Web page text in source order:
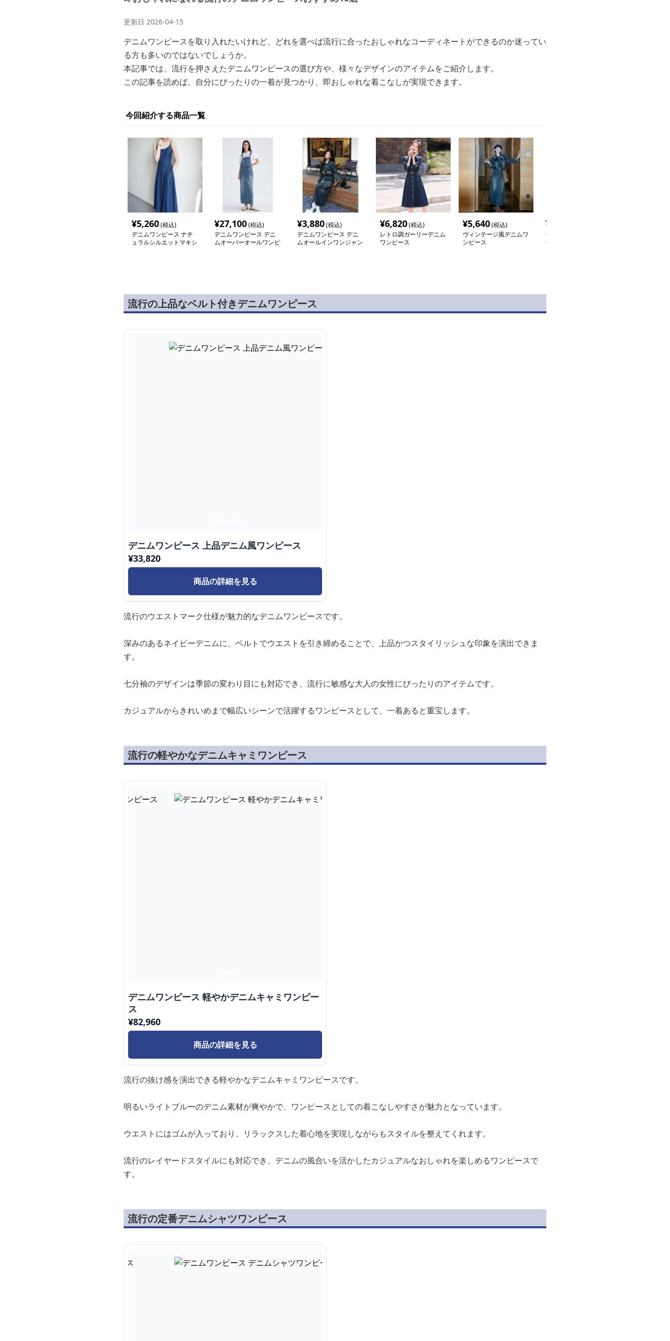
更新日 2026-04-15
デニムワンピースを取り入れたいけれど、どれを選べば流行に合ったおしゃれなコーディネートができるのか迷ってい
る方も多いのではないでしょうか。
本記事では、流行を押さえたデニムワンピースの選び方や、様々なデザインのアイテムをご紹介します。
この記事を読めば、自分にぴったりの一着が見つかり、即おしゃれな着こなしが実現できます。
今回紹介する商品一覧
¥5,260(税込)
デニムワンピース ナチ
ュラルシルエットマキシ
¥27,100(税込)
デニムワンピース デニ
ムオーバーオールワンピ
¥3,880(税込)
デニムワンピース デニ
ムオールインワンジャン
¥6,820(税込)
レトロ調ガーリーデニム
ワンピース
¥5,640(税込)
ヴィンテージ風デニムワ
ンピース
¥
デニムワンピース 上品
デニム風ワンピース
流行の上品なベルト付きデニムワンピース
デニムワンピース 上品デニム風ワンピース
¥33,820
商品の詳細を見る
流行のウエストマーク仕様が魅力的なデニムワンピースです。
深みのあるネイビーデニムに、ベルトでウエストを引き締めることで、上品かつスタイリッシュな印象を演出できま
す。
七分袖のデザインは季節の変わり目にも対応でき、流行に敏感な大人の女性にぴったりのアイテムです。
カジュアルからきれいめまで幅広いシーンで活躍するワンピースとして、一着あると重宝します。
流行の軽やかなデニムキャミワンピース
デニムワンピース 軽やかデニムキャミワンピー
ス
¥82,960
商品の詳細を見る
流行の抜け感を演出できる軽やかなデニムキャミワンピースです。
明るいライトブルーのデニム素材が爽やかで、ワンピースとしての着こなしやすさが魅力となっています。
ウエストにはゴムが入っており、リラックスした着心地を実現しながらもスタイルを整えてくれます。
流行のレイヤードスタイルにも対応でき、デニムの風合いを活かしたカジュアルなおしゃれを楽しめるワンピースで
す。
流行の定番デニムシャツワンピース